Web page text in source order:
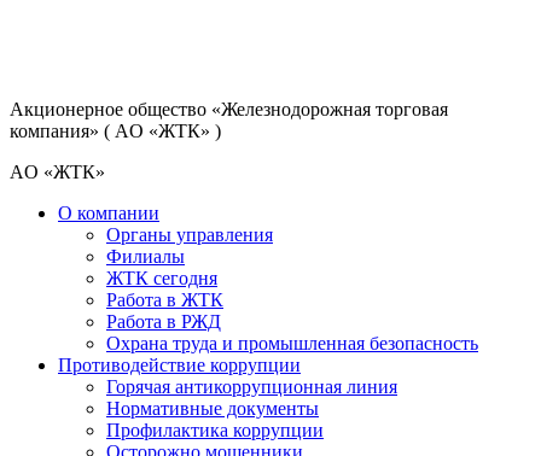
Акционерное общество «Железнодорожная торговая
компания» ( AO «ЖТК» )
AO «ЖТК»
О компании
Органы управления
Филиалы
ЖТК сегодня
Работа в ЖТК
Работа в РЖД
Охрана труда и промышленная безопасность
Противодействие коррупции
Горячая антикоррупционная линия
Нормативные документы
Профилактика коррупции
Осторожно мошенники